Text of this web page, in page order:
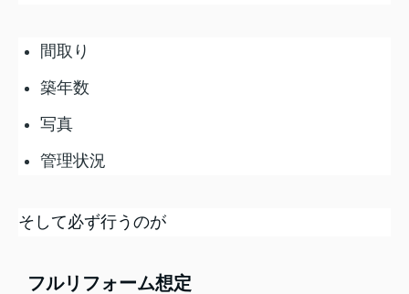
間取り
築年数
写真
管理状況
そして必ず行うのが
フルリフォーム想定